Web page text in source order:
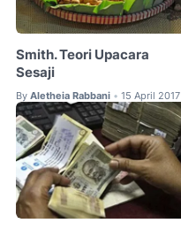
Smith. Teori Upacara
Sesaji
By Aletheia Rabbani • 15 April 2017